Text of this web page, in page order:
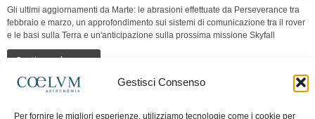
Gestisci Consenso
Per fornire le migliori esperienze, utilizziamo tecnologie come i cookie per
Gli ultimi aggiornamenti da Marte: le abrasioni effettuate da Perseverance tra
febbraio e marzo, un approfondimento sui sistemi di comunicazione tra il rover
e le basi sulla Terra e un'anticipazione sulla prossima missione Skyfall
Continua a leggere